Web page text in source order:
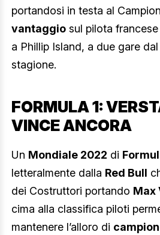
portandosi in testa al
vantaggio sul pilota francese
a Phillip Island, a due gare
stagione.
FORMULA 1:
VINCE ANCORA
Un Mondiale 2022 di
letteralmente dalla Red Bull
dei Costruttori portando Max
cima alla classifica piloti
mantenere l’alloro di